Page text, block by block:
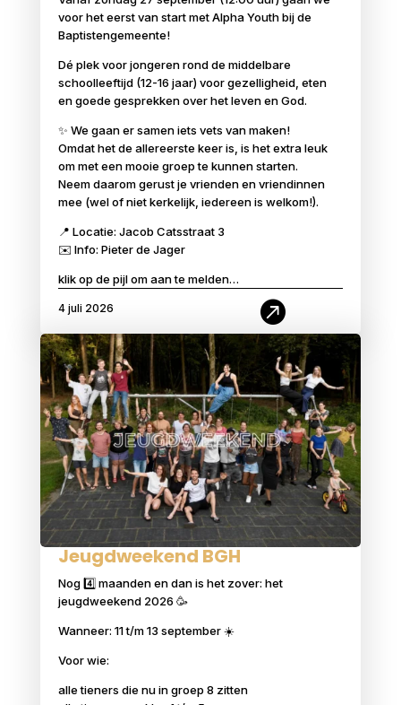
voor het eerst van start met Alpha Youth bij de
Baptistengemeente!
Dé plek voor jongeren rond de middelbare
schoolleeftijd (12-16 jaar) voor gezelligheid, eten
en goede gesprekken over het leven en God.
✨ We gaan er samen iets vets van maken!
Omdat het de allereerste keer is, is het extra leuk
om met een mooie groep te kunnen starten.
Neem daarom gerust je vrienden en vriendinnen
mee (wel of niet kerkelijk, iedereen is welkom!).
📍 Locatie: Jacob Catsstraat 3
✉️ Info: Pieter de Jager
klik op de pijl om aan te melden…
4 juli 2026 
Jeugdweekend BGH
Nog 4️⃣ maanden en dan is het zover: het
jeugdweekend 2026 🥳
Wanneer: 11 t/m 13 september ☀️
Voor wie:
alle tieners die nu in groep 8 zitten